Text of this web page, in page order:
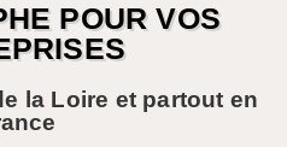
POUR VOS
la Loire et partout en